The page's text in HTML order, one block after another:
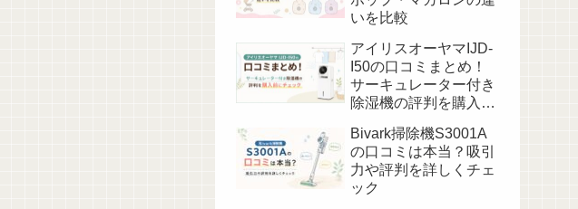
いを比較
アイリスオーヤマIJD-
I50の口コミまとめ！
サーキュレーター付き
除湿機の評判を購入前
Bivark掃除機S3001A
の口コミは本当？吸引
力や評判を詳しくチェ
ック